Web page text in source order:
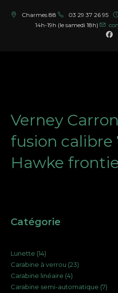
Charmes 88 03 29 37 26 95
14h-19h (le samedi 18h)
Verney
fusion calibre
Hawke
Catégorie
Lunette 1414
produits
Carabine à verrou 2323
Carabine linéaire 44
produits
Carabine semi-automatique 77